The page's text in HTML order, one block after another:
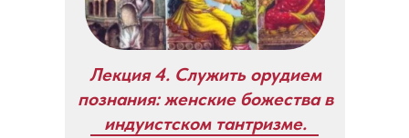
Лекция 4. Служить орудием
познания: женские божества в
индуистском тантризме.